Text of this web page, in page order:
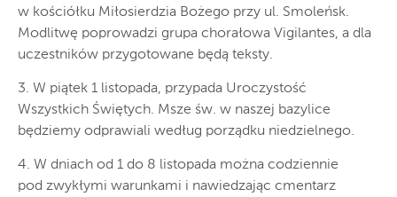
w kościółku Miłosierdzia Bożego przy ul. Smoleńsk.
Modlitwę poprowadzi grupa chorałowa Vigilantes, a dla
uczestników przygotowane będą teksty.
3. W piątek 1 listopada, przypada Uroczystość
Wszystkich Świętych. Msze św. w naszej bazylice
będziemy odprawiali według porządku niedzielnego.
4. W dniach od 1 do 8 listopada można codziennie
pod zwykłymi warunkami i nawiedzając cmentarz